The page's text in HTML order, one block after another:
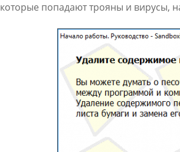
которые попадают трояны и вирусы,